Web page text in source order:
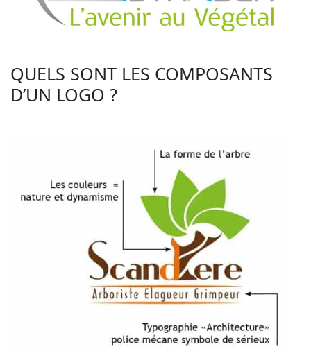
QUELS SONT LES COMPOSANTS
D’UN LOGO ?